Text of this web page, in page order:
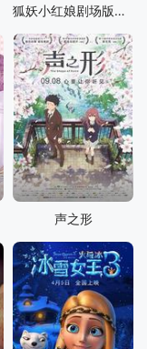
狐妖小红娘剧场版：王权富贵
声之形